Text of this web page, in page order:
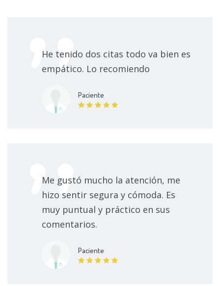
Entrenamiento en gestión emocional
Entrenamiento en habilidades sociales
Adaptación en crisis de la vida
Terapia do Trauma 500 MXN
Manejo de trauma psicológico
Terapia de trauma
He tenido dos citas todo va bien es
empático. Lo recomiendo
Paciente
Me gustó mucho la atención, me
hizo sentir segura y cómoda. Es
muy puntual y práctico en sus
comentarios.
Paciente